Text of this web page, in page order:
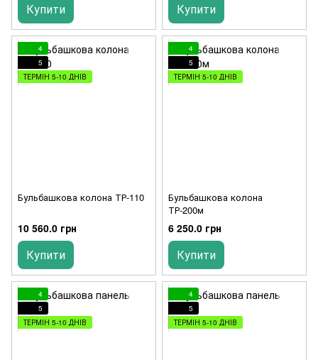
Купити Купити
4
5
ТЕРМІН 5-10 ДНІВ
Бульбашкова колона ТР-110
10 560.0 грн
Купити
4
5
ТЕРМІН 5-10 ДНІВ
Бульбашкова колона
ТР-200м
6 250.0 грн
Купити
4
5
ТЕРМІН 5-10 ДНІВ
4
5
ТЕРМІН 5-10 ДНІВ